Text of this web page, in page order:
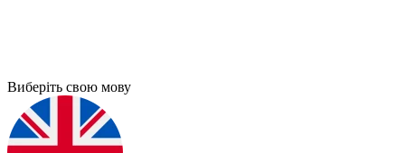
Виберіть свою мову